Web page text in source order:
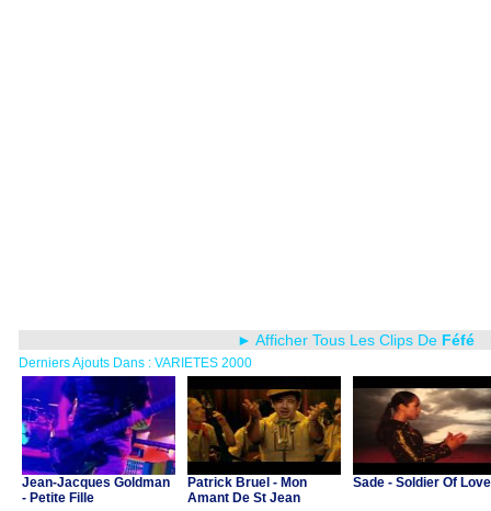
► Afficher Tous Les Clips De Féfé
Derniers Ajouts Dans : VARIETES 2000
Jean-Jacques Goldman
- Petite Fille
Patrick Bruel - Mon
Amant De St Jean
Sade - Soldier Of Love